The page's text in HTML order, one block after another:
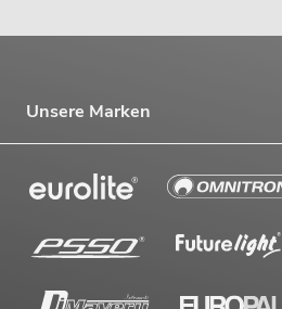
Unsere Marken